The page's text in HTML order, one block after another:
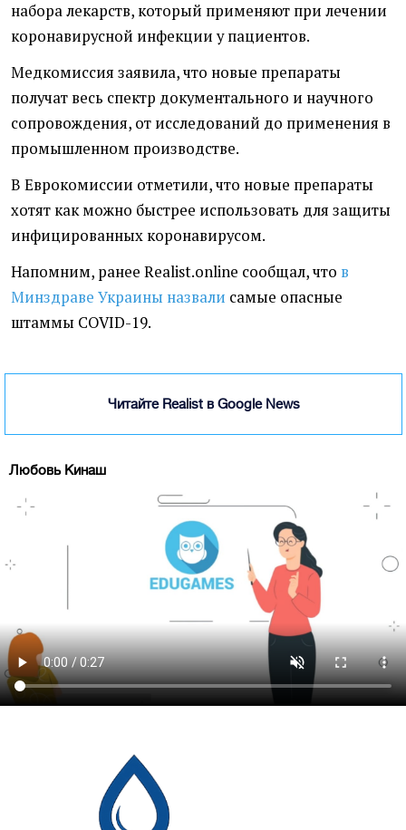
набора лекарств, который применяют при лечении
коронавирусной инфекции у пациентов.
Медкомиссия заявила, что новые препараты
получат весь спектр документального и научного
сопровождения, от исследований до применения в
промышленном производстве.
В Еврокомиссии отметили, что новые препараты
хотят как можно быстрее использовать для защиты
инфицированных коронавирусом.
Напомним, ранее Realist.online сообщал, что в
Минздраве Украины назвали самые опасные
штаммы COVID-19.
Читайте Realist в Google News
Любовь Кинаш